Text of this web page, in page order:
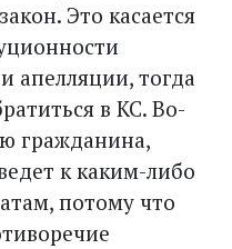
Это касается
апелляции, тогда
в КС. Во-
гражданина,
к каким-либо
потому что